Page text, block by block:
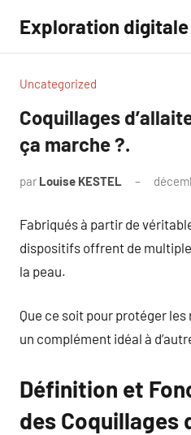
contenu
Exploration digitale
Uncategorized
Coquillages
ça marche ?.
par Louise KESTEL
Fabriqués à partir de
dispositifs offrent de
la peau.
Que ce soit pour protéger
un complément idéal à
Définition et
des Coquillages